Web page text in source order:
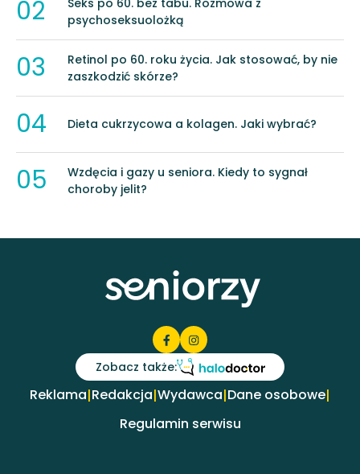
02
psychoseksuolożką
03
Retinol po 60. roku życia. Jak stosować, by nie
zaszkodzić skórze?
04 Dieta cukrzycowa a kolagen. Jaki wybrać?
05
Wzdęcia i gazy u seniora. Kiedy to sygnał
choroby jelit?
Zobacz także:
Reklama|Redakcja|Wydawca|Dane osobowe|
Regulamin serwisu